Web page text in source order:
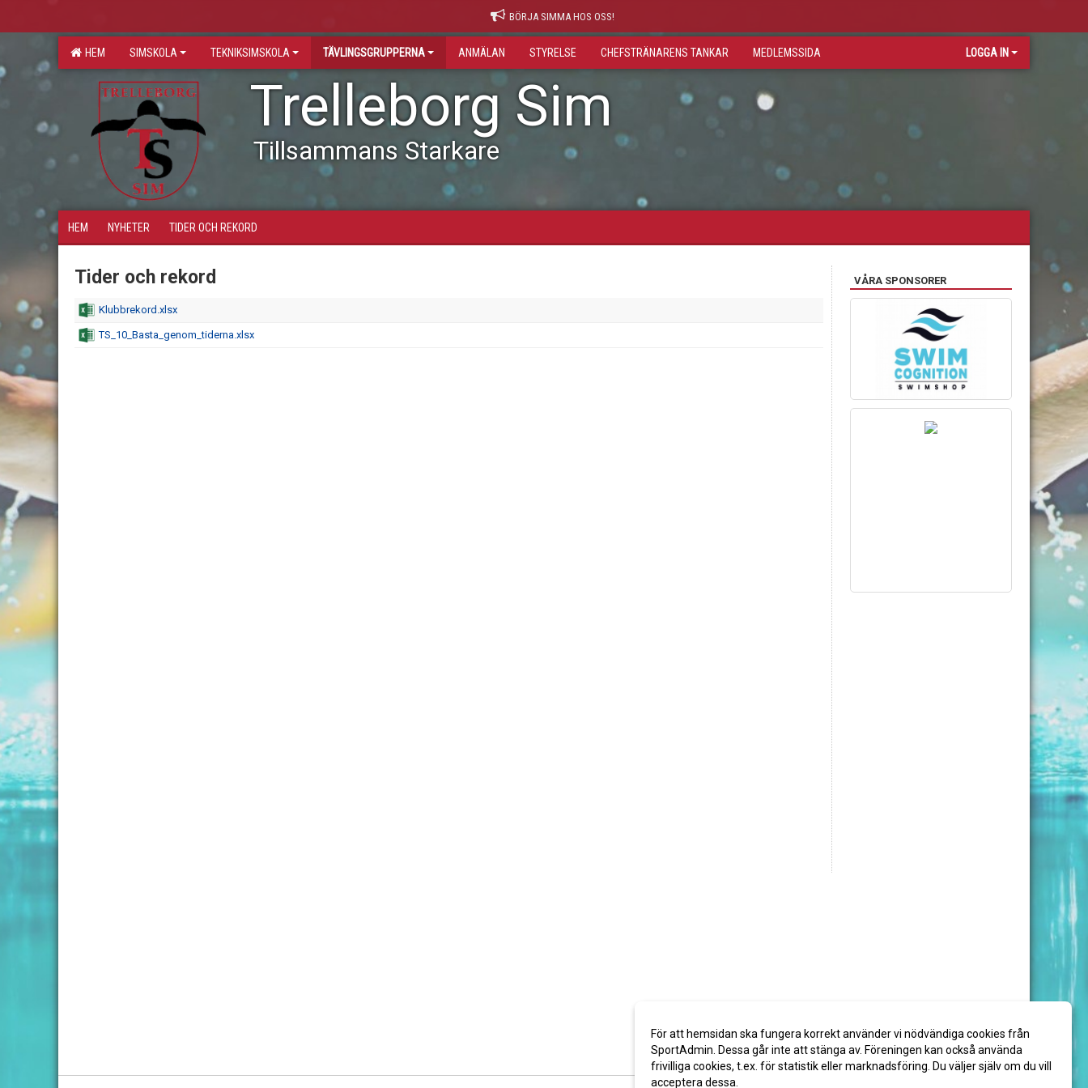
BÖRJA SIMMA HOS OSS!
HEM SIMSKOLA TEKNIKSIMSKOLA TÄVLINGSGRUPPERNA ANMÄLAN STYRELSE CHEFSTRÄNARENS TANKAR MEDLEMSSIDA LOGGA IN
Trelleborg Sim
Tillsammans Starkare
HEM NYHETER TIDER OCH REKORD
Tider och rekord
Klubbrekord.xlsx
TS_10_Basta_genom_tiderna.xlsx
VÅRA SPONSORER
För att hemsidan ska fungera korrekt använder vi nödvändiga cookies från
SportAdmin. Dessa går inte att stänga av. Föreningen kan också använda
frivilliga cookies, t.ex. för statistik eller marknadsföring. Du väljer själv om du vill
acceptera dessa.